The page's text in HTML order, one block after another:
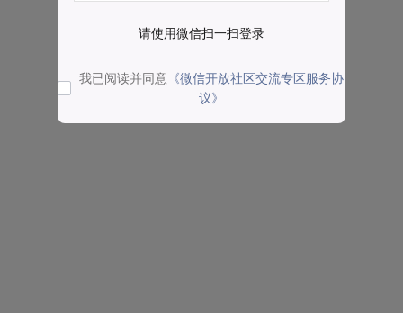
请使用微信扫一扫登录
我已阅读并同意 《微信开放社区交流专区服务协
议》